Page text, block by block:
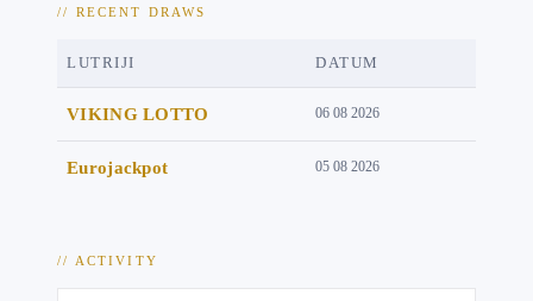
// RECENT DRAWS
LUTRIJI DATUM
VIKING LOTTO 06 08 2026
Eurojackpot 05 08 2026
// ACTIVITY